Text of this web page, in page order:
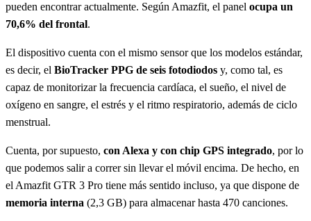
pueden encontrar actualmente. Según Amazfit, el panel ocupa un
70,6% del frontal.
El dispositivo cuenta con el mismo sensor que los modelos estándar,
es decir, el BioTracker PPG de seis fotodiodos y, como tal, es
capaz de monitorizar la frecuencia cardíaca, el sueño, el nivel de
oxígeno en sangre, el estrés y el ritmo respiratorio, además de ciclo
menstrual.
Cuenta, por supuesto, con Alexa y con chip GPS integrado, por lo
que podemos salir a correr sin llevar el móvil encima. De hecho, en
el Amazfit GTR 3 Pro tiene más sentido incluso, ya que dispone de
memoria interna (2,3 GB) para almacenar hasta 470 canciones.